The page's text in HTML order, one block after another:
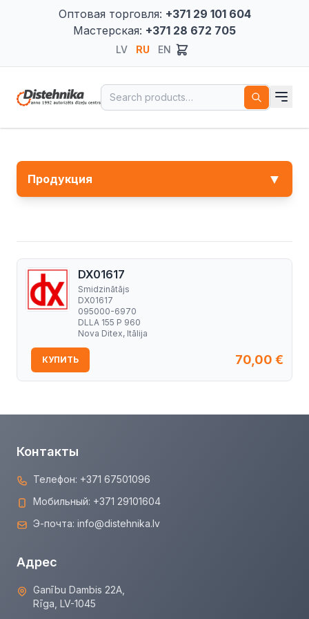
Оптовая торговля: +371 29 101 604
Мастерская: +371 28 672 705
LV RU EN
Search for:
Продукция ▼
DX01617
Smidzinātājs
DX01617
095000-6970
DLLA 155 P 960
Nova Ditex, Itālija
70,00 €
КУПИТЬ
Контакты
Телефон: +371 67501096
Мобильный: +371 29101604
Э-почта: info@distehnika.lv
Адрес
Ganību Dambis 22A,
Rīga, LV-1045